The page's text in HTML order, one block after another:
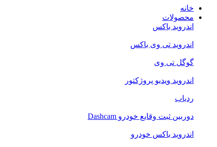
خانه
محصولات
اندروید باکس
اندروید تی‌ وی باکس
گوگل تی وی
اندروید ویدیو پروژکتور
ردیاب
دوربین ثبت وقایع خودرو Dashcam
اندروید باکس خودرو